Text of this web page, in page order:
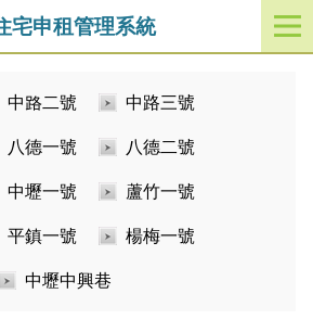
宅申租管理系統
開
啟
中路二號 中路三號
八德一號 八德二號
中壢一號 蘆竹一號
平鎮一號 楊梅一號
中壢中興巷